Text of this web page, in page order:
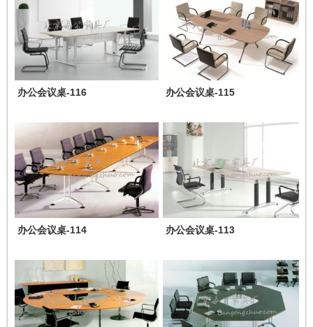
办公会议桌-116 办公会议桌-115
办公会议桌-114 办公会议桌-113